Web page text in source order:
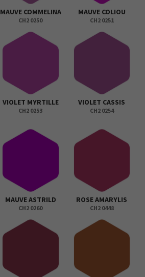
MAUVE COMMELINA
CH2 0250
MAUVE COLIOU
CH2 0251
VIOLET MYRTILLE
CH2 0253
VIOLET CASSIS
CH2 0254
MAUVE ASTRILD
CH2 0260
ROSE AMARYLIS
CH2 0448